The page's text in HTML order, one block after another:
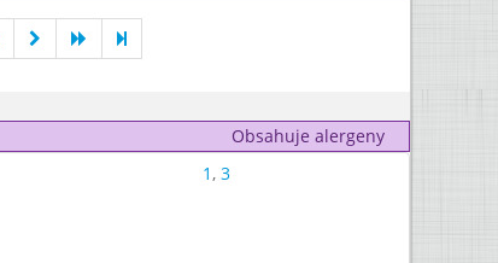
Obsahuje alergeny
1, 3